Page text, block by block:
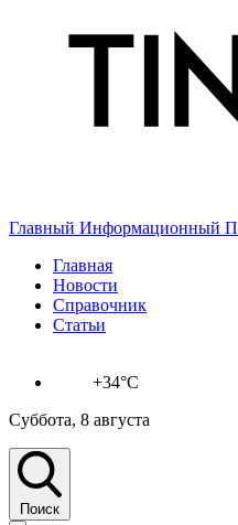
Главный Информационный
Главная
Новости
Справочник
Статьи
+34°C
Суббота, 8 августа
Поиск